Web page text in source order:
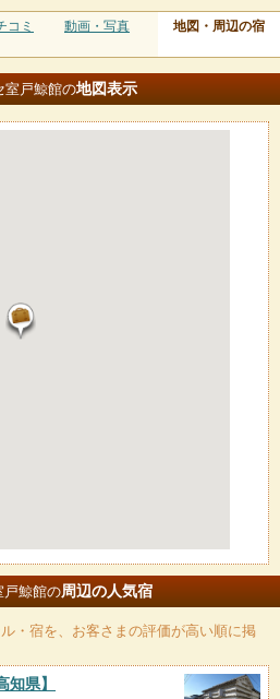
コミ 動画・写真 地図・周辺の宿
室戸鯨館の地図表示
戸鯨館の周辺の人気宿
・宿を、お客さまの評価が高い順に掲
知県】